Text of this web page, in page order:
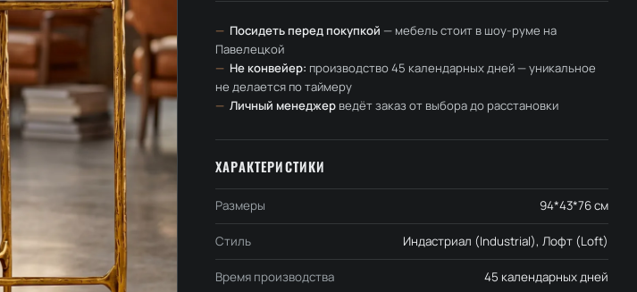
— Посидеть перед покупкой — мебель стоит в шоу-руме на
Павелецкой
— Не конвейер: производство 45 календарных дней — уникальное
не делается по таймеру
— Личный менеджер ведёт заказ от выбора до расстановки
ХАРАКТЕРИСТИКИ
Размеры 94*43*76 см
Стиль Индастриал (Industrial), Лофт (Loft)
Время производства 45 календарных дней